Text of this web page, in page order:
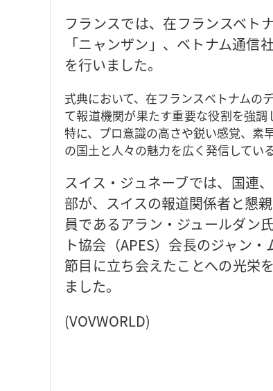
フランスでは、在フランスベト
「ニャンザン」、ベトナム通
を行いました。
式典において、在フランスベトナムの
て報道機関が果たす重要な役割を強
特に、プロ意識の高さや鋭い感覚、素
の国土と人々の魅力を広く発信してい
スイス・ジュネーブでは、国連
部が、スイスの報道関係者と懇
員であるアラン・ジュールダン
ト協会（APES）会長のジャン
節目に立ち会えたことへの光栄
ました。
(VOVWORLD)